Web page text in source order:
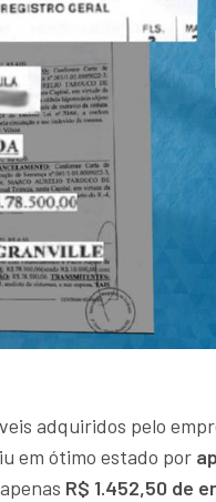
adquiridos pelo
em ótimo estado por
R$ 1.452,50 de